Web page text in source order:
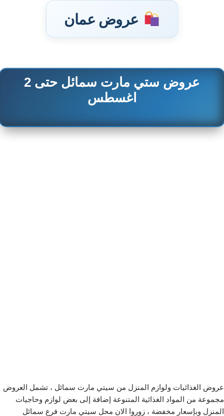
عروض عمان
تخطى
عروض ستي مارت سمائل حتى 2
اغسطس
عروض الغذائيات ولوازم المنزل من سيتي مارت سمائل ، تشمل العروض
مجموعة من المواد الغذائية المتنوعة إضافة إلى بعض لوازم وحاجيات
المنزل وبإسعار مخفضة ، زوروا الان محل سيتي مارت فرع سمائل